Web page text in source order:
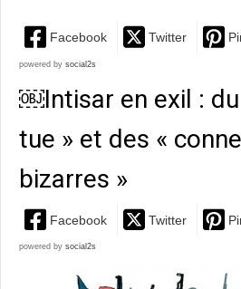
Facebook Twitter
powered by social2s
￼Intisar en exil :
tue » et des «
bizarres »
Facebook Twitter
powered by social2s